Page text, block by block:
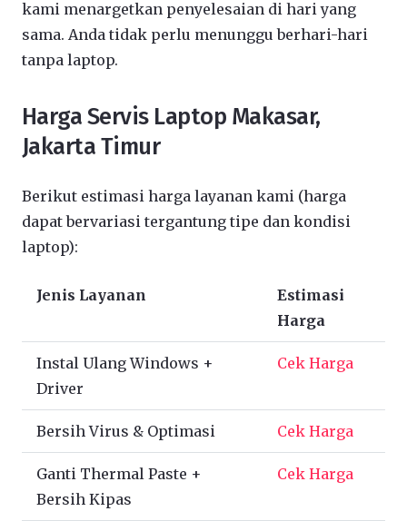
kami menargetkan penyelesaian di hari yang
sama. Anda tidak perlu menunggu berhari-hari
tanpa laptop.
Harga Servis Laptop Makasar,
Jakarta Timur
Berikut estimasi harga layanan kami (harga
dapat bervariasi tergantung tipe dan kondisi
laptop):
Jenis Layanan
Estimasi
Harga
Instal Ulang Windows +
Driver
Cek Harga
Bersih Virus & Optimasi Cek Harga
Ganti Thermal Paste +
Bersih Kipas
Cek Harga